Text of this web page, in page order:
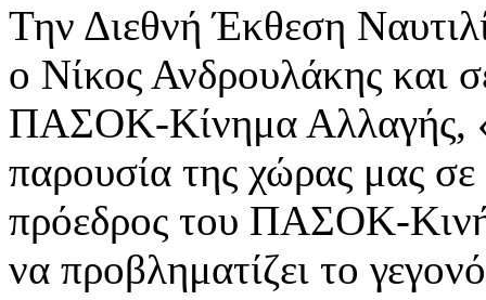
Την Διεθνή Έκθεση
ο Νίκος Ανδρουλάκης και
ΠΑΣΟΚ-Κίνημα Αλλαγής,
παρουσία της χώρας μας
πρόεδρος του ΠΑΣΟΚ-
να προβληματίζει το